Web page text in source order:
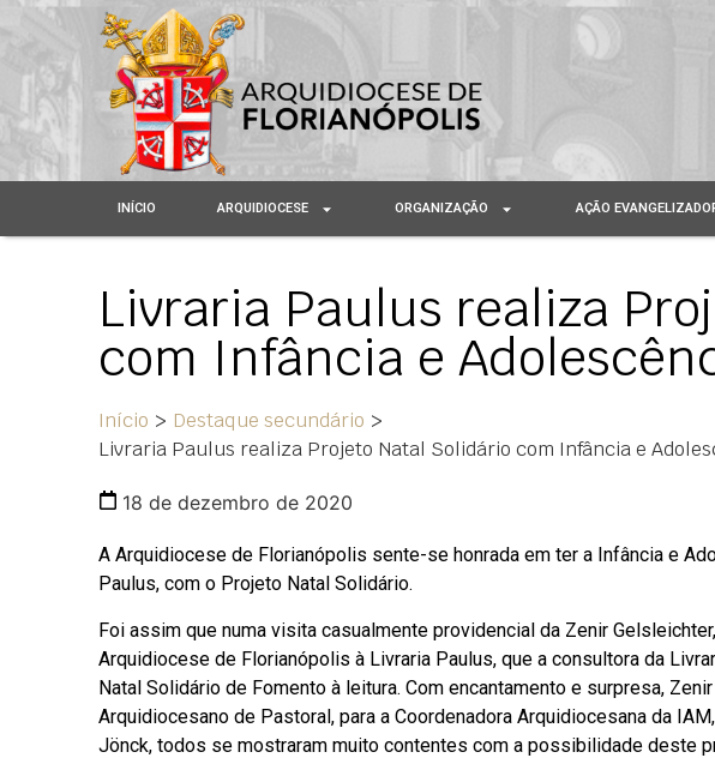
INÍCIO ARQUIDIOCESE ORGANIZAÇÃO AÇÃO
Livraria Paulus realiza
com Infância e
Início > Destaque secundário >
Livraria Paulus realiza Projeto Natal Solidário com Infância e
18 de dezembro de 2020
A Arquidiocese de Florianópolis sente-se honrada em ter a Infância e
Paulus, com o Projeto Natal Solidário.
Foi assim que numa visita casualmente providencial da Zenir
Arquidiocese de Florianópolis à Livraria Paulus, que a consultora da
Natal Solidário de Fomento à leitura. Com encantamento e surpresa,
Arquidiocesano de Pastoral, para a Coordenadora Arquidiocesana da
Jönck, todos se mostraram muito contentes com a possibilidade deste